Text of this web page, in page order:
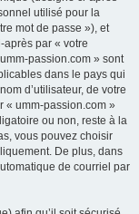
utilisé pour la
mot de passe »), et
par « votre
passion.com » sont
dans le pays qui
d’utilisateur, de votre
« umm-passion.com »
ou non, reste à la
vous pouvez choisir
De plus, dans
de courriel par